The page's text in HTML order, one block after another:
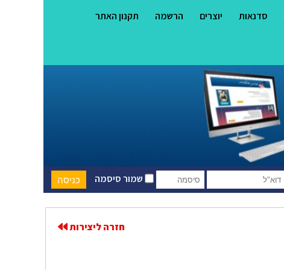
סדנאות יוצרים הרשמה תקנון האתר
שמור סיסמה
חזרה ליצירות